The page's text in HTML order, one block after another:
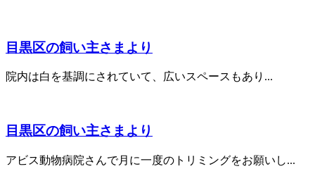
目黒区の飼い主さまより
院内は白を基調にされていて、広いスペースもあり...
目黒区の飼い主さまより
アビス動物病院さんで月に一度のトリミングをお願いし...